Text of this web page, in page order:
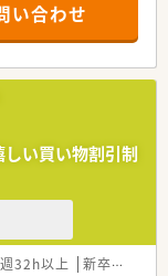
認定資格取得補助、
お考えの方！
の門前に位置してお
とが可能です。
較的落ち着いてお
指導が行えます。
ており、病院の診
ルが魅力です。
師が不足しており、
る方を急募してい
状を打破し、地域医
い合わせ
しい買い物割引制
週32h以上 新卒可